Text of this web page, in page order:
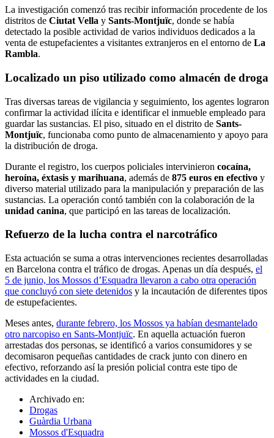
La investigación comenzó tras recibir información procedente de los
distritos de Ciutat Vella y Sants-Montjuïc, donde se había
detectado la posible actividad de varios individuos dedicados a la
venta de estupefacientes a visitantes extranjeros en el entorno de La
Rambla.
Localizado un piso utilizado como almacén de droga
Tras diversas tareas de vigilancia y seguimiento, los agentes lograron
confirmar la actividad ilícita e identificar el inmueble empleado para
guardar las sustancias. El piso, situado en el distrito de Sants-
Montjuïc, funcionaba como punto de almacenamiento y apoyo para
la distribución de droga.
Durante el registro, los cuerpos policiales intervinieron cocaína,
heroína, éxtasis y marihuana, además de 875 euros en efectivo y
diverso material utilizado para la manipulación y preparación de las
sustancias. La operación contó también con la colaboración de la
unidad canina, que participó en las tareas de localización.
Refuerzo de la lucha contra el narcotráfico
Esta actuación se suma a otras intervenciones recientes desarrolladas
en Barcelona contra el tráfico de drogas. Apenas un día después, el
5 de junio, los Mossos d’Esquadra llevaron a cabo otra operación
que concluyó con siete detenidos y la incautación de diferentes tipos
de estupefacientes.
Meses antes, durante febrero, los Mossos ya habían desmantelado
otro narcopiso en Sants-Montjuïc. En aquella actuación fueron
arrestadas dos personas, se identificó a varios consumidores y se
decomisaron pequeñas cantidades de crack junto con dinero en
efectivo, reforzando así la presión policial contra este tipo de
actividades en la ciudad.
Archivado en:
Drogas
Guàrdia Urbana
Mossos d'Esquadra